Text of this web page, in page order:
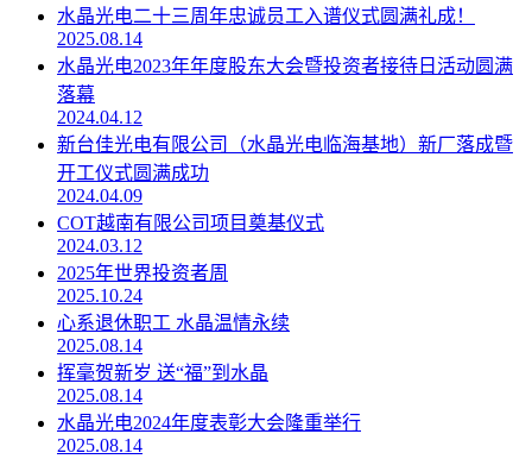
水晶光电二十三周年忠诚员工入谱仪式圆满礼成！
2025.08.14
水晶光电2023年年度股东大会暨投资者接待日活动圆满
落幕
2024.04.12
新台佳光电有限公司（水晶光电临海基地）新厂落成暨
开工仪式圆满成功
2024.04.09
COT越南有限公司项目奠基仪式
2024.03.12
2025年世界投资者周
2025.10.24
心系退休职工 水晶温情永续
2025.08.14
挥毫贺新岁 送“福”到水晶
2025.08.14
水晶光电2024年度表彰大会隆重举行
2025.08.14